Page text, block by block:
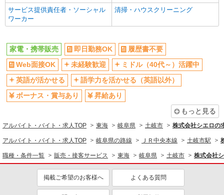
サービス提供責任者・ソーシャル
ワーカー
清掃・ハウスクリーニング
家電・携帯販売 即日勤務OK
履歴書不要
Web面接OK
未経験歓迎
ミドル（40代～）活躍中
英語が活かせる
語学力を活かせる（英語以外）
ボーナス・賞与あり
昇給あり
もっと見る
アルバイト・バイト・求人TOP 東海 岐阜県 土岐市 株式会社シエロの
アルバイト・バイト・求人TOP 岐阜県の路線 ＪＲ中央本線 土岐市駅
職種・条件一覧 販売・接客サービス 東海 岐阜県 土岐市 株式会社
掲載ご希望のお客様へ よくある質問